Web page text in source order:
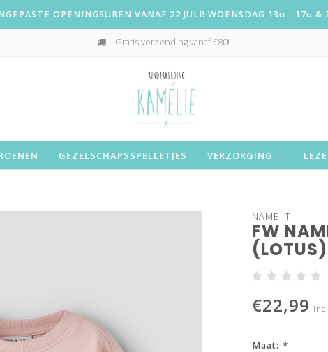
OPENINGSUREN VANAF 22 JULI! WOENSDAG 13u - 17u
Gratis verzending vanaf €80!
GEZELSCHAPSSPELLETJES VERZORGING
NAME IT
FW
(LOTUS)
€22,99
Maat: *